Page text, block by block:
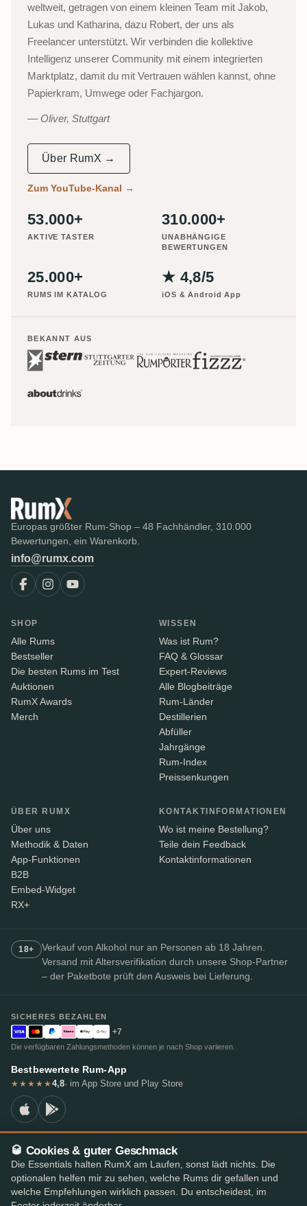
weltweit, getragen von einem kleinen Team mit Jakob,
Lukas und Katharina, dazu Robert, der uns als
Freelancer unterstützt. Wir verbinden die kollektive
Intelligenz unserer Community mit einem integrierten
Marktplatz, damit du mit Vertrauen wählen kannst, ohne
Papierkram, Umwege oder Fachjargon.
Oliver, Stuttgart
Über RumX →
Zum YouTube-Kanal →
53.000+
AKTIVE TASTER
310.000+
UNABHÄNGIGE
BEWERTUNGEN
25.000+
RUMS IM KATALOG
★ 4,8/5
iOS & Android App
BEKANNT AUS
Europas größter Rum-Shop – 48 Fachhändler, 310.000
Bewertungen, ein Warenkorb.
info@rumx.com
SHOP
Alle Rums
Bestseller
Die besten Rums im Test
Auktionen
RumX Awards
Merch
WISSEN
Was ist Rum?
FAQ & Glossar
Expert-Reviews
Alle Blogbeiträge
Rum-Länder
Destillerien
Abfüller
Jahrgänge
Rum-Index
Preissenkungen
ÜBER RUMX
Über uns
Methodik & Daten
App-Funktionen
B2B
Embed-Widget
RX+
KONTAKTINFORMATIONEN
Wo ist meine Bestellung?
Teile dein Feedback
Kontaktinformationen
18+
Verkauf von Alkohol nur an Personen ab 18 Jahren.
Versand mit Altersverifikation durch unsere Shop-Partner
– der Paketbote prüft den Ausweis bei Lieferung.
SICHERES BEZAHLEN
+7
Die verfügbaren Zahlungsmethoden können je nach Shop variieren.
Bestbewertete Rum-App
★★★★★4,8· im App Store und Play Store
© 2026 RumX
RumX® ist eine eingetragene Unionsmarke (EUTM Nr. 018407164).
Impressum Datenschutzrichtlinie Cookie-EinstellungenAGB
🥃 Cookies & guter Geschmack
Die Essentials halten RumX am Laufen, sonst lädt nichts. Die
optionalen helfen mir zu sehen, welche Rums dir gefallen und
welche Empfehlungen wirklich passen. Du entscheidest, im